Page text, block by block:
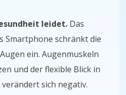
leidet. Das
Smartphone schränkt die
ein. Augenmuskeln
und der flexible Blick in
sich negativ.